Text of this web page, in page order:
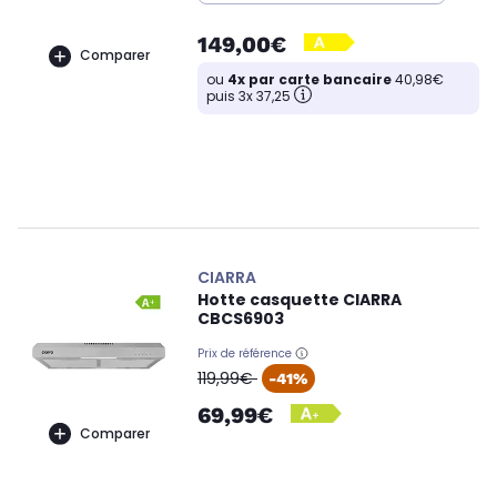
Comparer 149,00€
ou 4x par carte bancaire40,98€
puis 3x 37,25
Comparer
CIARRA
Hotte casquette CIARRA
CBCS6903
Prix de référence
oldPrice
119,99€ -41%
69,99€